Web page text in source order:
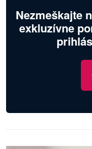
Nezmeškajte
exkluzívne